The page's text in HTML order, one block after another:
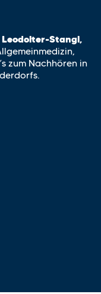
Stangl,
zum Nachhören in